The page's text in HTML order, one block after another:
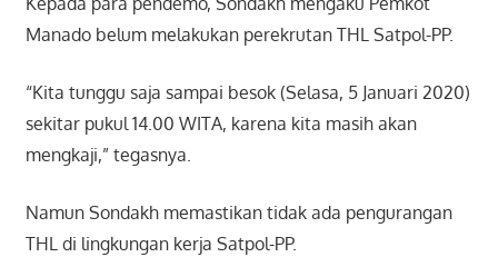
Manado belum melakukan perekrutan THL Satpol-PP.
“Kita tunggu saja sampai besok (Selasa, 5 Januari 2020)
sekitar pukul 14.00 WITA, karena kita masih akan
mengkaji,” tegasnya.
Namun Sondakh memastikan tidak ada pengurangan
THL di lingkungan kerja Satpol-PP.